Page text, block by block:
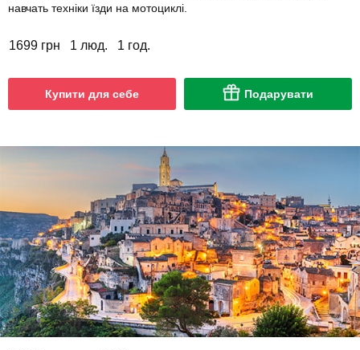
навчать техніки їзди на мотоциклі.
1699 грн 1 люд. 1 год.
Купити для себе Подарувати